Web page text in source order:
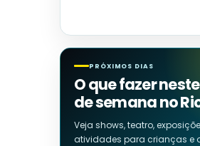
PRÓXIMOS DIAS
O que fazer
de semana no
Veja shows, teatro,
atividades para crianças e